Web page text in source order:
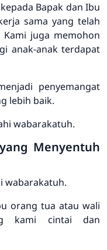
Bapak dan Ibu
sama yang telah
juga memohon
anak-anak terdapat
penyemangat
lebih baik.
wabarakatuh.
Menyentuh
wabarakatuh.
orang tua atau wali
kami cintai dan